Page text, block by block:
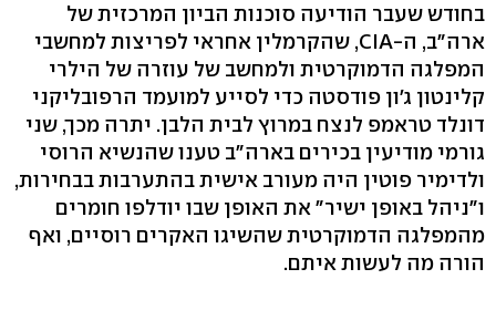
בחודש שעבר הודיעה סוכנות הביון המרכזית של
ארה"ב, ה-CIA, שהקרמלין אחראי לפריצות למחשבי
המפלגה הדמוקרטית ולמחשב של עוזרה של הילרי
קלינטון ג'ון פודסטה כדי לסייע למועמד הרפובליקני
דונלד טראמפ לנצח במרוץ לבית הלבן. יתרה מכך, שני
גורמי מודיעין בכירים בארה"ב טענו שהנשיא הרוסי
ולדימיר פוטין היה מעורב אישית בהתערבות בבחירות,
ו"ניהל באופן ישיר" את האופן שבו יודלפו חומרים
מהמפלגה הדמוקרטית שהשיגו האקרים רוסיים, ואף
הורה מה לעשות איתם.